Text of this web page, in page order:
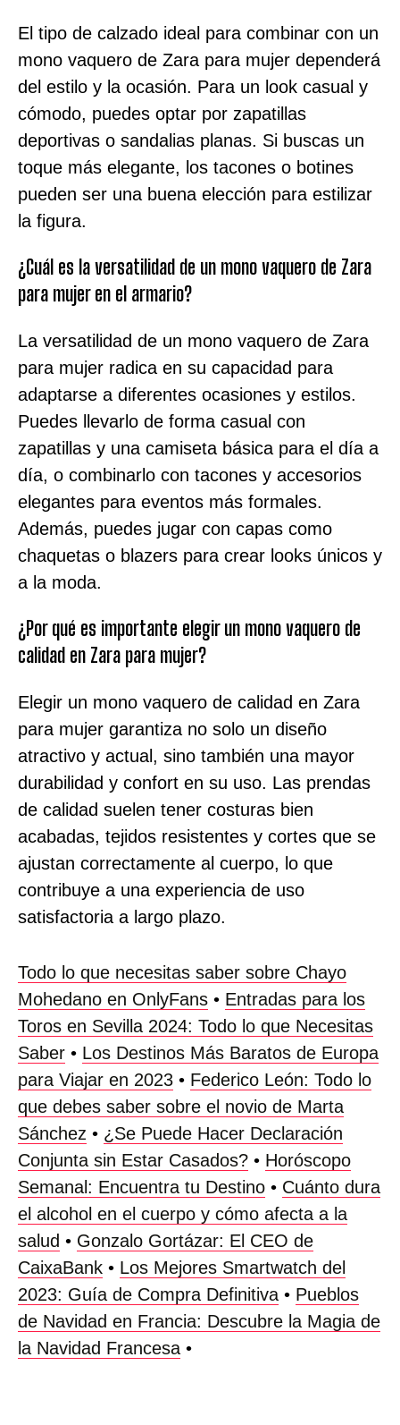
El tipo de calzado ideal para combinar con un
mono vaquero de Zara para mujer dependerá
del estilo y la ocasión. Para un look casual y
cómodo, puedes optar por zapatillas
deportivas o sandalias planas. Si buscas un
toque más elegante, los tacones o botines
pueden ser una buena elección para estilizar
la figura.
¿Cuál es la versatilidad de un mono vaquero de Zara
para mujer en el armario?
La versatilidad de un mono vaquero de Zara
para mujer radica en su capacidad para
adaptarse a diferentes ocasiones y estilos.
Puedes llevarlo de forma casual con
zapatillas y una camiseta básica para el día a
día, o combinarlo con tacones y accesorios
elegantes para eventos más formales.
Además, puedes jugar con capas como
chaquetas o blazers para crear looks únicos y
a la moda.
¿Por qué es importante elegir un mono vaquero de
calidad en Zara para mujer?
Elegir un mono vaquero de calidad en Zara
para mujer garantiza no solo un diseño
atractivo y actual, sino también una mayor
durabilidad y confort en su uso. Las prendas
de calidad suelen tener costuras bien
acabadas, tejidos resistentes y cortes que se
ajustan correctamente al cuerpo, lo que
contribuye a una experiencia de uso
satisfactoria a largo plazo.
Todo lo que necesitas saber sobre Chayo
Mohedano en OnlyFans • Entradas para los
Toros en Sevilla 2024: Todo lo que Necesitas
Saber • Los Destinos Más Baratos de Europa
para Viajar en 2023 • Federico León: Todo lo
que debes saber sobre el novio de Marta
Sánchez • ¿Se Puede Hacer Declaración
Conjunta sin Estar Casados? • Horóscopo
Semanal: Encuentra tu Destino • Cuánto dura
el alcohol en el cuerpo y cómo afecta a la
salud • Gonzalo Gortázar: El CEO de
CaixaBank • Los Mejores Smartwatch del
2023: Guía de Compra Definitiva • Pueblos
de Navidad en Francia: Descubre la Magia de
la Navidad Francesa •